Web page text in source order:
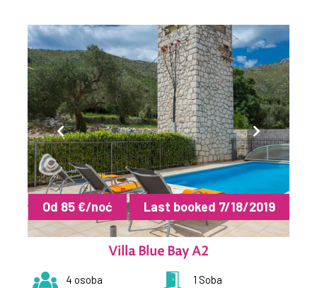
Od 85 €/noć Last booked 7/18/2019
Villa Blue Bay A2
4 osoba 1 Soba